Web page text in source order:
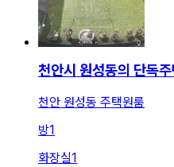
천안시 원성동의 단독
천안 원성동 주택원룸
방1
화장실1